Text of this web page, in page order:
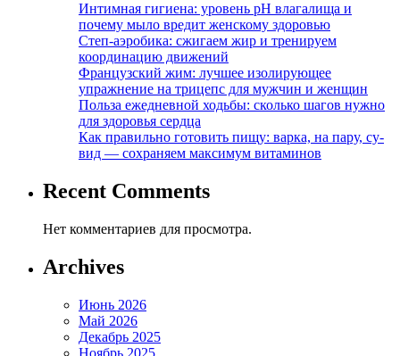
Интимная гигиена: уровень pH влагалища и
почему мыло вредит женскому здоровью
Степ-аэробика: сжигаем жир и тренируем
координацию движений
Французский жим: лучшее изолирующее
упражнение на трицепс для мужчин и женщин
Польза ежедневной ходьбы: сколько шагов нужно
для здоровья сердца
Как правильно готовить пищу: варка, на пару, су-
вид — сохраняем максимум витаминов
Recent Comments
Нет комментариев для просмотра.
Archives
Июнь 2026
Май 2026
Декабрь 2025
Ноябрь 2025